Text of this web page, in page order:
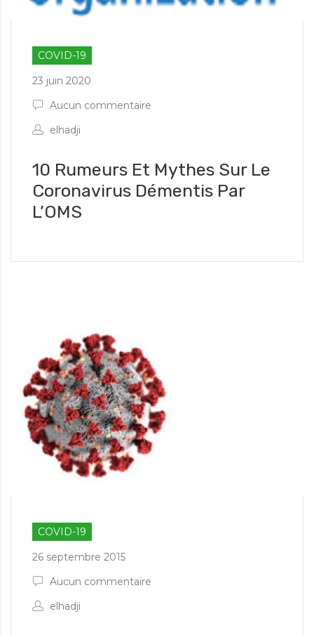
COVID-19
23 juin 2020
Aucun commentaire
elhadji
10 Rumeurs Et Mythes Sur Le
Coronavirus Démentis Par
L’OMS
COVID-19
26 septembre 2015
Aucun commentaire
elhadji